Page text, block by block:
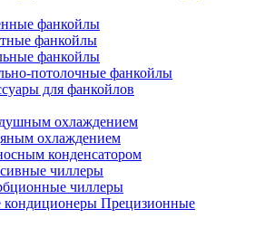
фанкойлы
фанкойлы
фанкойлы
потолочные фанкойлы
для фанкойлов
охлаждением
охлаждением
конденсатором
чиллеры
чиллеры
Прецизионные